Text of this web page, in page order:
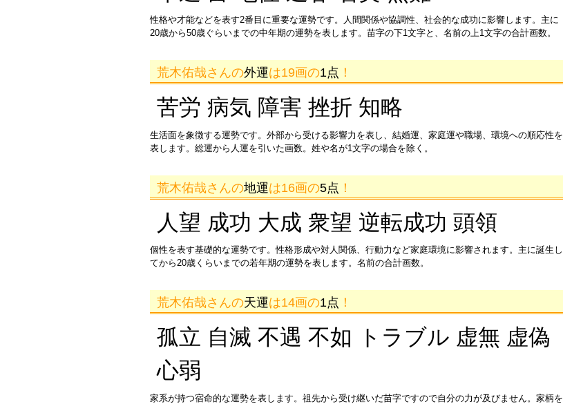
性格や才能などを表す2番目に重要な運勢です。人間関係や協調性、社会的な成功に影響します。主に
20歳から50歳ぐらいまでの中年期の運勢を表します。苗字の下1文字と、名前の上1文字の合計画数。
荒木佑哉さんの外運は19画の1点 ！
苦労 病気 障害 挫折 知略
生活面を象徴する運勢です。外部から受ける影響力を表し、結婚運、家庭運や職場、環境への順応性を
表します。総運から人運を引いた画数。姓や名が1文字の場合を除く。
荒木佑哉さんの地運は16画の5点 ！
人望 成功 大成 衆望 逆転成功 頭領
個性を表す基礎的な運勢です。性格形成や対人関係、行動力など家庭環境に影響されます。主に誕生し
てから20歳くらいまでの若年期の運勢を表します。名前の合計画数。
荒木佑哉さんの天運は14画の1点 ！
孤立 自滅 不遇 不如 トラブル 虚無 虚偽
心弱
家系が持つ宿命的な運勢を表します。祖先から受け継いだ苗字ですので自分の力が及びません。家柄を